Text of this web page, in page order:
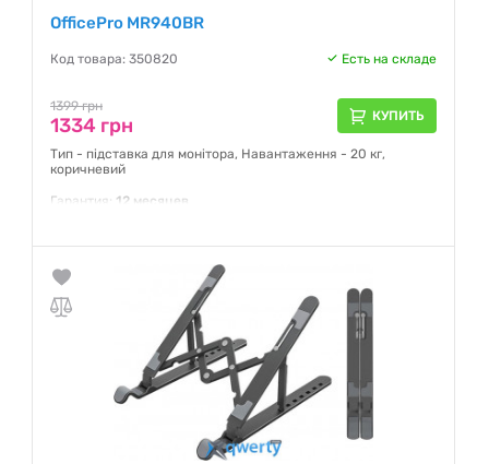
OfficePro MR940BR
Код товара: 350820 Есть на складе
1399 грн
1334 грн КУПИТЬ
Тип - підставка для монітора, Навантаження - 20 кг,
коричневий
Гарантия: 12 месяцев